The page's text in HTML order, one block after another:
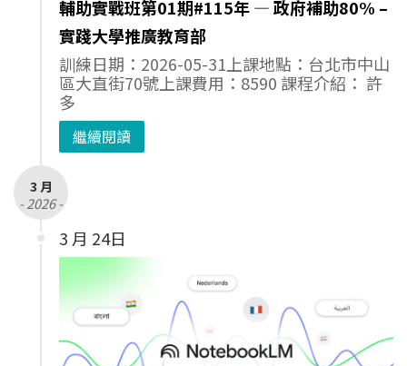
輔助實戰班第01期#115年 — 政府補助80% –
實踐大學推廣教育部
訓練日期：2026-05-31上課地點：台北市中山
區大直街70號上課費用：8590 課程介紹： 許
多
繼續閱讀
3 月
- 2026 -
3 月 24日